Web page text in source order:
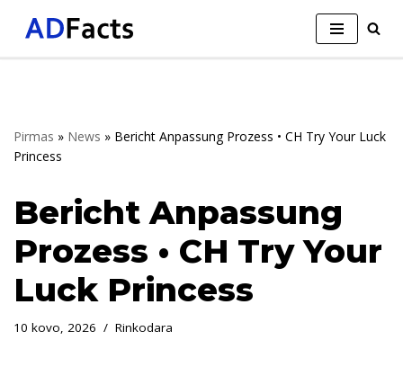
Pirmas » News » Bericht Anpassung Prozess • CH Try Your Luck
Princess
Bericht Anpassung
Prozess • CH Try Your
Luck Princess
10 kovo, 2026 Rinkodara